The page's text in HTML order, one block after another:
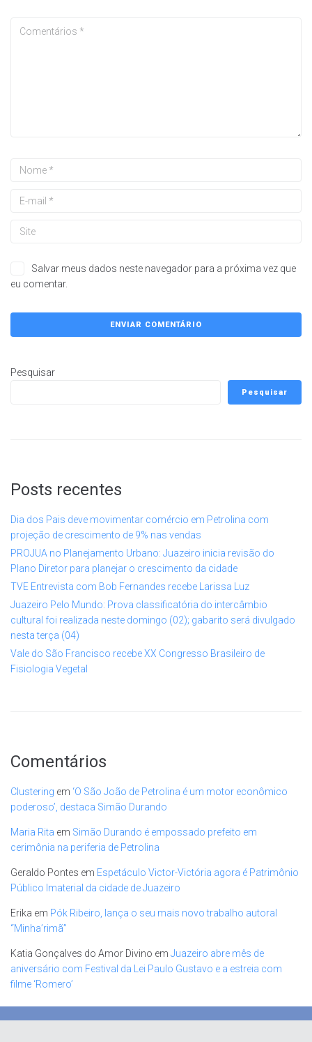
Salvar meus dados neste navegador para a próxima vez que
eu comentar.
Pesquisar
Pesquisar
Posts recentes
Dia dos Pais deve movimentar comércio em Petrolina com
projeção de crescimento de 9% nas vendas
PROJUA no Planejamento Urbano: Juazeiro inicia revisão do
Plano Diretor para planejar o crescimento da cidade
TVE Entrevista com Bob Fernandes recebe Larissa Luz
Juazeiro Pelo Mundo: Prova classificatória do intercâmbio
cultural foi realizada neste domingo (02); gabarito será divulgado
nesta terça (04)
Vale do São Francisco recebe XX Congresso Brasileiro de
Fisiologia Vegetal
Comentários
Clustering em ‘O São João de Petrolina é um motor econômico
poderoso’, destaca Simão Durando
Maria Rita em Simão Durando é empossado prefeito em
cerimônia na periferia de Petrolina
Geraldo Pontes em Espetáculo Victor-Victória agora é Patrimônio
Público Imaterial da cidade de Juazeiro
Erika em Pók Ribeiro, lança o seu mais novo trabalho autoral
“Minha’rimã”
Katia Gonçalves do Amor Divino em Juazeiro abre mês de
aniversário com Festival da Lei Paulo Gustavo e a estreia com
filme ‘Romero’